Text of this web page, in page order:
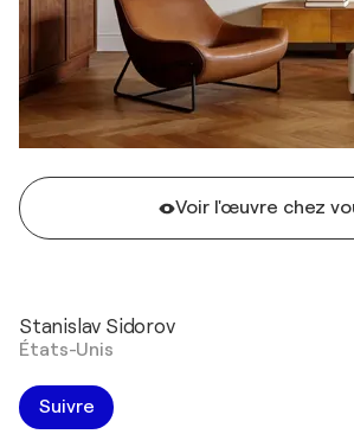
Voir l'œuvre chez
Stanislav Sidorov
États-Unis
Suivre